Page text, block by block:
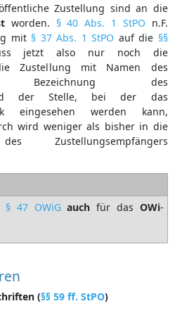
Zustellung sind an die
worden. § 40 Abs. 1 StPO n.F.
mit § 37 Abs. 1 StPO auf die §§
jetzt also nur noch die
Zustellung mit Namen des
Bezeichnung des
und der Stelle, bei der das
eingesehen werden kann,
wird weniger als bisher in die
Zustellungsempfängers
§ 47 OWiG auch für das OWi-
(§§ 59 ff. StPO)